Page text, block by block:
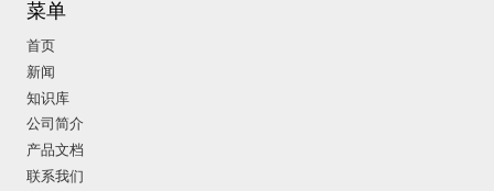
菜单
首页
新闻
知识库
公司简介
产品文档
联系我们